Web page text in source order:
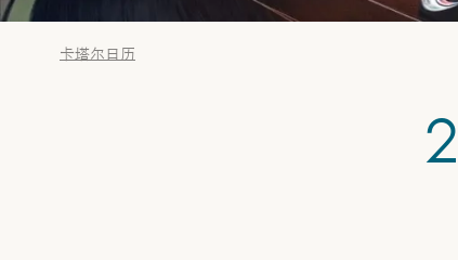
卡塔尔日历